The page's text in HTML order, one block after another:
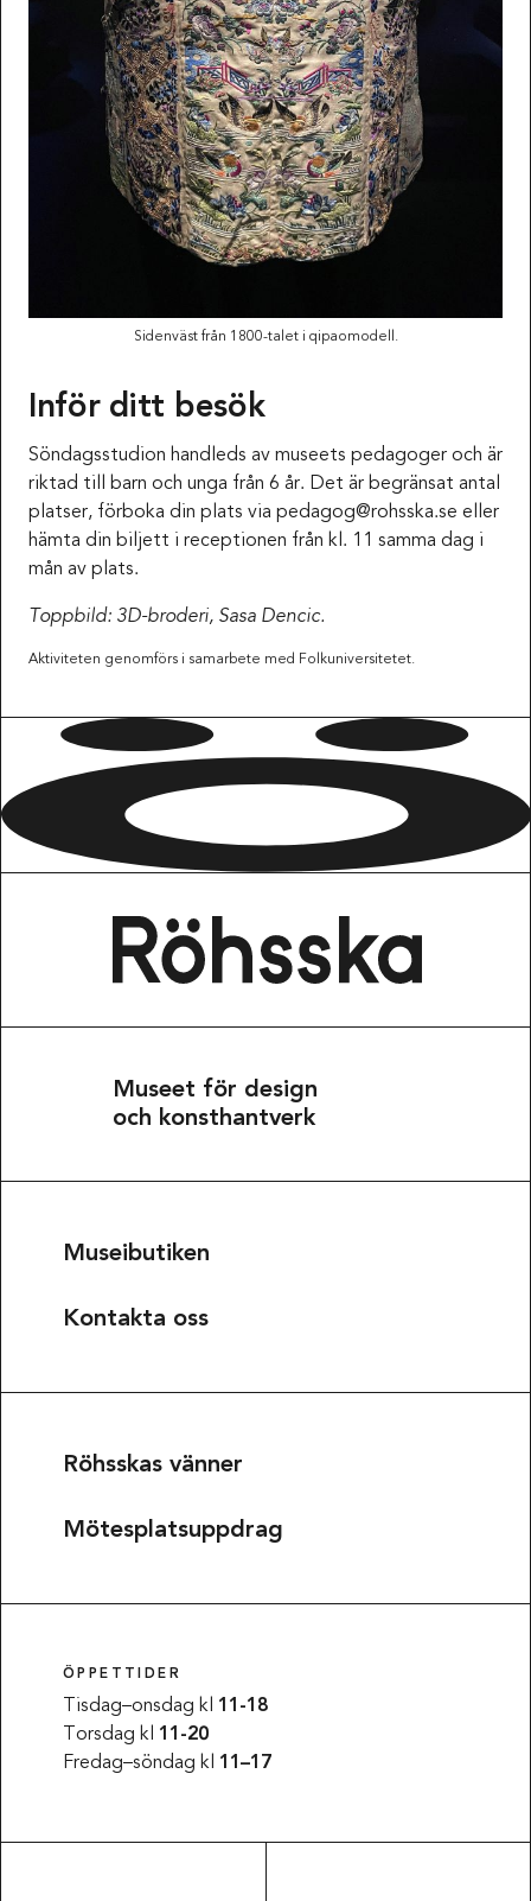
Sidenväst från 1800-talet i qipaomodell.
Inför ditt besök
Söndagsstudion handleds av museets pedagoger och är
riktad till barn och unga från 6 år. Det är begränsat antal
platser, förboka din plats via pedagog@rohsska.se eller
hämta din biljett i receptionen från kl. 11 samma dag i
mån av plats.
Toppbild: 3D-broderi, Sasa Dencic.
Aktiviteten genomförs i samarbete med Folkuniversitetet.
Museet för design
och konsthantverk
Museibutiken
Kontakta oss
Röhsskas vänner
Mötesplatsuppdrag
ÖPPETTIDER
Tisdag–onsdag kl 11-18
Torsdag kl 11-20
Fredag–söndag kl 11–17